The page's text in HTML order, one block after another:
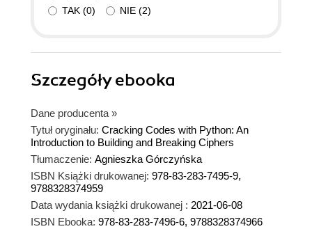
TAK (0) NIE (2)
Szczegółyebooka
Dane producenta »
Tytuł oryginału: Cracking Codes with Python: An
Introduction to Building and Breaking Ciphers
Tłumaczenie: Agnieszka Górczyńska
ISBN Książki drukowanej: 978-83-283-7495-9,
9788328374959
Data wydania książki drukowanej : 2021-06-08
ISBN Ebooka: 978-83-283-7496-6, 9788328374966